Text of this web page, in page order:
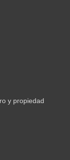
y propiedad